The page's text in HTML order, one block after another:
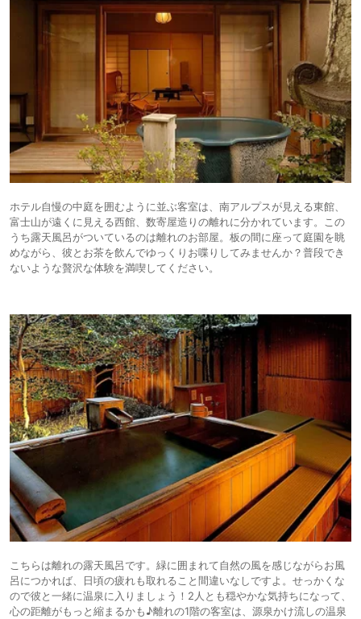
ホテル自慢の中庭を囲むように並ぶ客室は、南アルプスが見える東館、
富士山が遠くに見える西館、数寄屋造りの離れに分かれています。この
うち露天風呂がついているのは離れのお部屋。板の間に座って庭園を眺
めながら、彼とお茶を飲んでゆっくりお喋りしてみませんか？普段でき
ないような贅沢な体験を満喫してください。
こちらは離れの露天風呂です。緑に囲まれて自然の風を感じながらお風
呂につかれば、日頃の疲れも取れること間違いなしですよ。せっかくな
ので彼と一緒に温泉に入りましょう！2人とも穏やかな気持ちになって、
心の距離がもっと縮まるかも♪離れの1階の客室は、源泉かけ流しの温泉